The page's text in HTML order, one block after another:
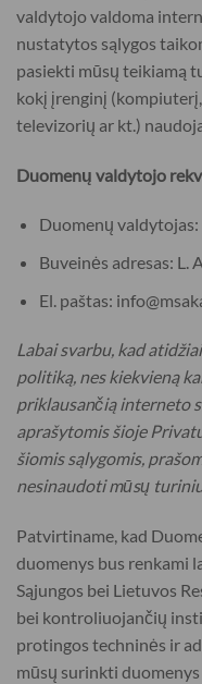
valdytojo valdoma
nustatytos sąlygos
pasiekti mūsų teikiamą
kokį įrenginį
televizorių ar kt.)
Duomenų valdytojo
Duomenų
Buveinės adresas: L.
El. paštas:
Labai svarbu, kad
politiką, nes kiekvieną
priklausančią interneto
aprašytomis šioje
šiomis sąlygomis,
nesinaudoti mūsų
Patvirtiname, kad
duomenys bus renkami
Sąjungos bei Lietuvos
bei kontroliuojančių
protingos techninės ir
mūsų surinkti